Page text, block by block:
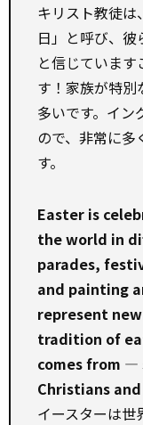
キリスト教徒
日」と呼び、
と信じています
す！家族が特別
多いです。イン
ので、非常に多
す。
Easter is
the world in
parades,
and painting
represent
tradition of
comes from
Christians
イースターは世